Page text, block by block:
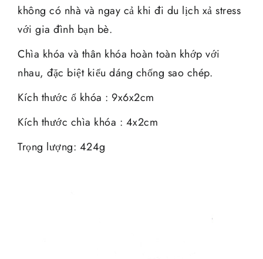
không có nhà và ngay cả khi đi du lịch xả stress
với gia đình bạn bè.
Chìa khóa và thân khóa hoàn toàn khớp với
nhau, đặc biệt kiểu dáng chống sao chép.
Kích thước ổ khóa : 9x6x2cm
Kích thước chìa khóa : 4x2cm
Trọng lượng: 424g